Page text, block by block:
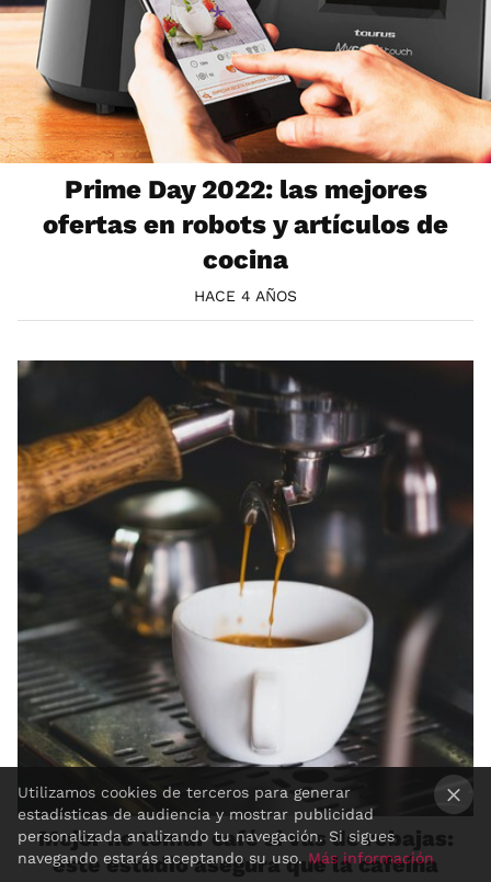
Prime Day 2022: las mejores
ofertas en robots y artículos de
cocina
HACE 4 AÑOS
Mejor no tomar café si vas de rebajas:
este estudio asegura que la cafeína
×
Utilizamos cookies de terceros para generar
estadísticas de audiencia y mostrar publicidad
personalizada analizando tu navegación. Si sigues
navegando estarás aceptando su uso.Más información